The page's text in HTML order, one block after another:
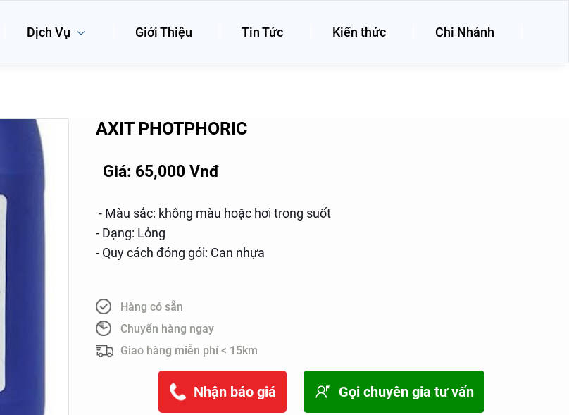
Dịch Vụ Giới Thiệu Tin Tức Kiến thức Chi Nhánh
AXIT PHOTPHORIC
Giá: 65,000 Vnđ
- Màu sắc: không màu hoặc hơi trong suốt
- Dạng: Lỏng
- Quy cách đóng gói: Can nhựa
Hàng có sẵn
Chuyển hàng ngay
Giao hàng miễn phí < 15km
Nhận báo giá Gọi chuyên gia tư vấn